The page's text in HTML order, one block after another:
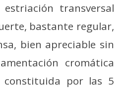
transversal
bastante regular,
bien apreciable sin
cromática
constituida por las 5